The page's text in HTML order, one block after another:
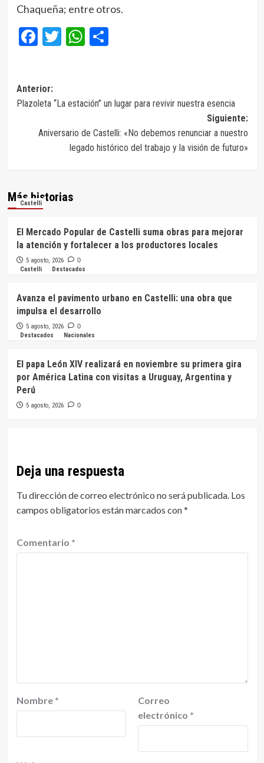
Chaqueña; entre otros.
Facebook
Twitter
WhatsApp
Compartir
Navegación
de
entradas
Anterior:
Plazoleta “La estación” un lugar para revivir nuestra esencia
Siguiente:
Aniversario de Castelli: «No debemos renunciar a nuestro
legado histórico del trabajo y la visión de futuro»
Más historias
Castelli
El Mercado Popular de Castelli suma obras para mejorar
la atención y fortalecer a los productores locales
5 agosto, 2026 0
Castelli Destacados
Avanza el pavimento urbano en Castelli: una obra que
impulsa el desarrollo
5 agosto, 2026 0
Destacados Nacionales
El papa León XIV realizará en noviembre su primera gira
por América Latina con visitas a Uruguay, Argentina y
Perú
5 agosto, 2026 0
Deja una respuesta
Tu dirección de correo electrónico no será publicada. Los
campos obligatorios están marcados con*
Comentario *
Nombre *
Correo
electrónico *